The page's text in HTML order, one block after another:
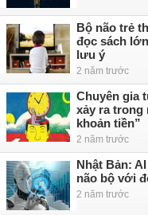
Bộ não trẻ
đọc sách
lưu ý
2 năm trước
Chuyên gia
xảy ra trong
khoản tiền”
2 năm trước
Nhật Bản:
não bộ với
2 năm trước